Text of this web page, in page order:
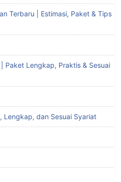
Terbaru | Estimasi, Paket & Tips
Paket Lengkap, Praktis & Sesuai
Lengkap, dan Sesuai Syariat